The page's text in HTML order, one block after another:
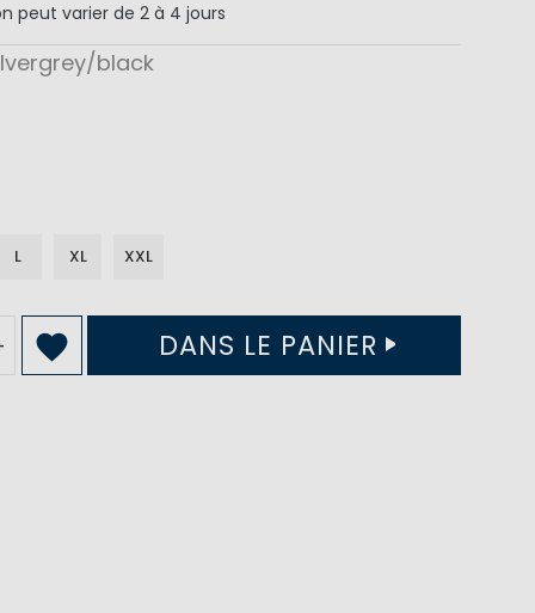
peut varier de 2 à 4 jours
black
L XL XXL
DANS LE PANIER